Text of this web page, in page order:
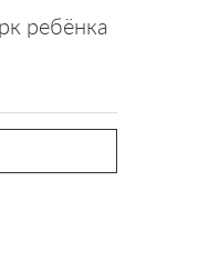
ребёнка